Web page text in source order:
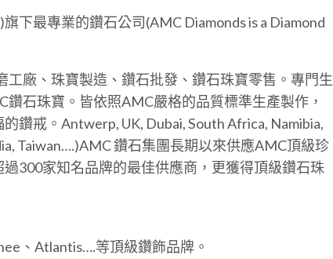
下最專業的鑽石公司(AMC Diamonds is a Diamond
廠、珠寶製造、鑽石批發、鑽石珠寶零售。專門生
石珠寶。皆依照AMC嚴格的品質標準生產製作，
鑽戒。Antwerp, UK, Dubai, South Africa, Namibia,
Taiwan….)AMC 鑽石集團長期以來供應AMC頂級珍
300家知名品牌的最佳供應商，更獲得頂級鑽石珠
、Atlantis….等頂級鑽飾品牌。